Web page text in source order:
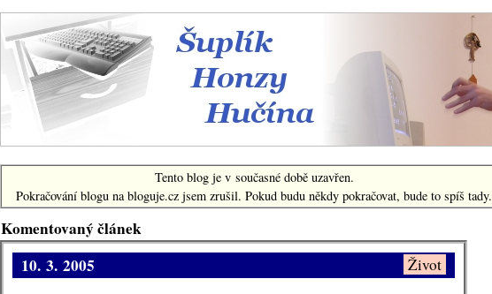
Šuplík Honzy Hučína
Tento blog je v současné době uzavřen.
Pokračování blogu na bloguje.cz jsem zrušil. Pokud budu někdy pokračovat, bude to spíš tady.
Komentovaný článek
Život
10. 3. 2005